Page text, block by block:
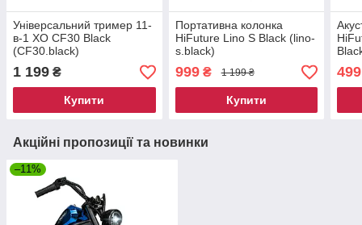
Універсальний тример 11-
в-1 ХО СF30 Black
(CF30.black)
1 199 ₴
Купити
Портативна колонка
HiFuture Lino S Black (lino-
s.black)
999₴ 1 199 ₴
Купити
499
Акційні пропозиції та новинки
–11%